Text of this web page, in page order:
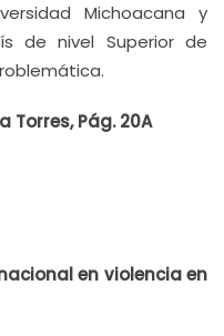
Michoacana y
de nivel Superior de
Torres, Pág. 20A
en violencia en